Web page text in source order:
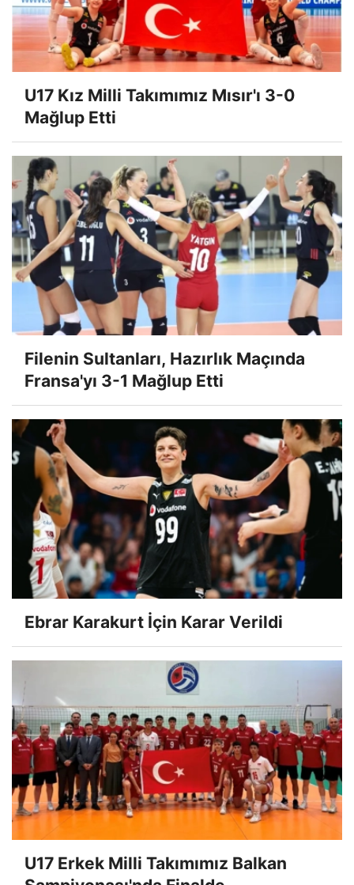
U17 Kız Milli Takımımız Mısır'ı 3-0
Mağlup Etti
Filenin Sultanları, Hazırlık Maçında
Fransa'yı 3-1 Mağlup Etti
Ebrar Karakurt İçin Karar Verildi
U17 Erkek Milli Takımımız Balkan